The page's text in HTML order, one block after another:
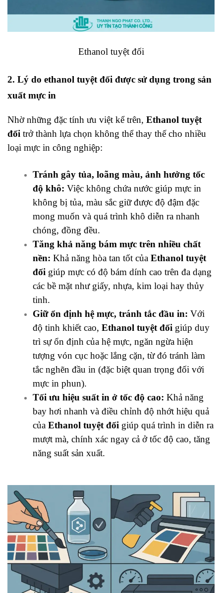
Ethanol tuyệt đối
2. Lý do ethanol tuyệt đối được sử dụng trong sản
xuất mực in
Nhờ những đặc tính ưu việt kể trên, Ethanol tuyệt
đối trở thành lựa chọn không thể thay thế cho nhiều
loại mực in công nghiệp:
Tránh gây tủa, loãng màu, ảnh hưởng tốc
độ khô: Việc không chứa nước giúp mực in
không bị tủa, màu sắc giữ được độ đậm đặc
mong muốn và quá trình khô diễn ra nhanh
chóng, đồng đều.
Tăng khả năng bám mực trên nhiều chất
nền: Khả năng hòa tan tốt của Ethanol tuyệt
đối giúp mực có độ bám dính cao trên đa dạng
các bề mặt như giấy, nhựa, kim loại hay thủy
tinh.
Giữ ổn định hệ mực, tránh tắc đầu in: Với
độ tinh khiết cao, Ethanol tuyệt đối giúp duy
trì sự ổn định của hệ mực, ngăn ngừa hiện
tượng vón cục hoặc lắng cặn, từ đó tránh làm
tắc nghẽn đầu in (đặc biệt quan trọng đối với
mực in phun).
Tối ưu hiệu suất in ở tốc độ cao: Khả năng
bay hơi nhanh và điều chỉnh độ nhớt hiệu quả
của Ethanol tuyệt đối giúp quá trình in diễn ra
mượt mà, chính xác ngay cả ở tốc độ cao, tăng
năng suất sản xuất.